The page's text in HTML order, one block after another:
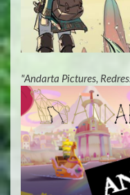
"Andarta Pictures,